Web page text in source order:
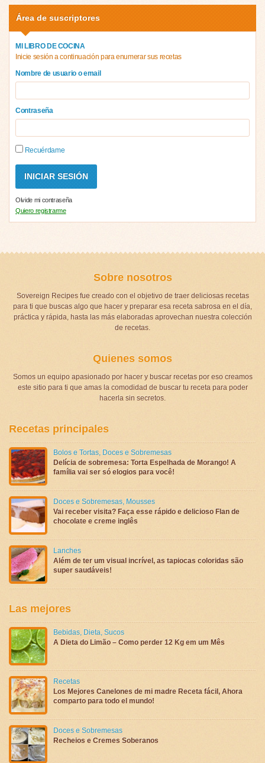
Área de suscriptores
MI LIBRO DE COCINA
Inicie sesión a continuación para enumerar sus recetas
Nombre de usuario o email
Contraseña
Recuérdame
Olvide mi contraseña
Quiero registrarme
Sobre nosotros
Sovereign Recipes fue creado con el objetivo de traer deliciosas recetas
para ti que buscas algo que hacer y preparar esa receta sabrosa en el día,
práctica y rápida, hasta las más elaboradas aprovechan nuestra colección
de recetas.
Quienes somos
Somos un equipo apasionado por hacer y buscar recetas por eso creamos
este sitio para ti que amas la comodidad de buscar tu receta para poder
hacerla sin secretos.
Recetas principales
Bolos e Tortas, Doces e Sobremesas
Delícia de sobremesa: Torta Espelhada de Morango! A
família vai ser só elogios para você!
Doces e Sobremesas, Mousses
Vai receber visita? Faça esse rápido e delicioso Flan de
chocolate e creme inglês
Lanches
Além de ter um visual incrível, as tapiocas coloridas são
super saudáveis!
Las mejores
Bebidas, Dieta, Sucos
A Dieta do Limão – Como perder 12 Kg em um Mês
Recetas
Los Mejores Canelones de mi madre Receta fácil, Ahora
comparto para todo el mundo!
Doces e Sobremesas
Recheios e Cremes Soberanos